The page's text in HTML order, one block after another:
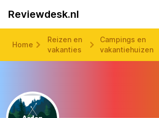
Reviewdesk.nl
Home
Reizen en
vakanties
Campings en
vakantiehuizen